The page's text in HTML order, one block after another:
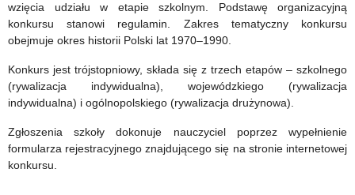
wzięcia udziału w etapie szkolnym. Podstawę organizacyjną
konkursu stanowi regulamin. Zakres tematyczny konkursu
obejmuje okres historii Polski lat 1970–1990.
Konkurs jest trójstopniowy, składa się z trzech etapów – szkolnego
(rywalizacja indywidualna), wojewódzkiego (rywalizacja
indywidualna) i ogólnopolskiego (rywalizacja drużynowa).
Zgłoszenia szkoły dokonuje nauczyciel poprzez wypełnienie
formularza rejestracyjnego znajdującego się na stronie internetowej
konkursu.
Wierna
Dziedzictwu”
na
lata
2022/2023
wiedzy
o
życiu
św.
Pawła